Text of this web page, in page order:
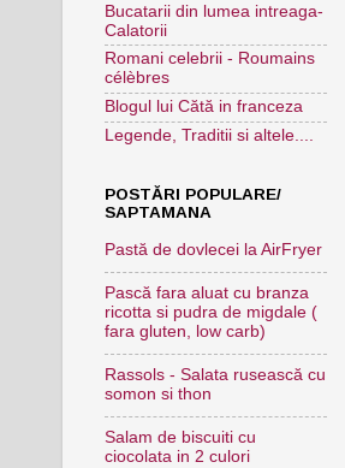
Bucatarii din lumea intreaga-
Calatorii
Romani celebrii - Roumains
célèbres
Blogul lui Cătă in franceza
Legende, Traditii si altele....
POSTĂRI POPULARE/
SAPTAMANA
Pastă de dovlecei la AirFryer
Pască fara aluat cu branza
ricotta si pudra de migdale (
fara gluten, low carb)
Rassols - Salata rusească cu
somon si thon
Salam de biscuiti cu
ciocolata in 2 culori